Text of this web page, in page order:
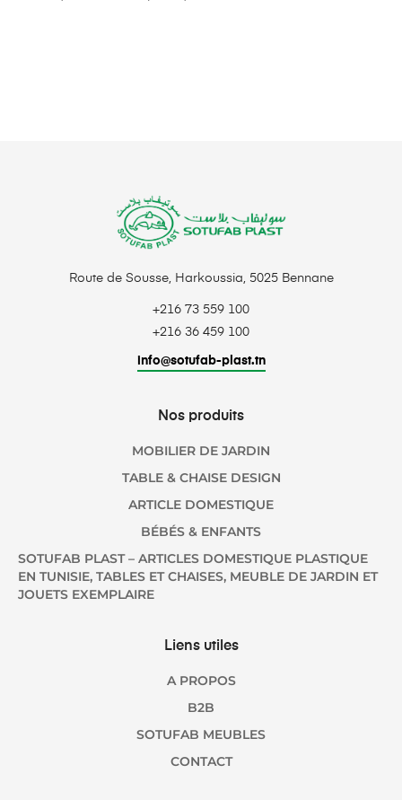
Route de Sousse, Harkoussia, 5025 Bennane
+216 73 559 100
+216 36 459 100
info@sotufab-plast.tn
Nos produits
MOBILIER DE JARDIN
TABLE & CHAISE DESIGN
ARTICLE DOMESTIQUE
BÉBÉS & ENFANTS
SOTUFAB PLAST – ARTICLES DOMESTIQUE PLASTIQUE
EN TUNISIE, TABLES ET CHAISES, MEUBLE DE JARDIN ET
JOUETS EXEMPLAIRE
Liens utiles
A PROPOS
B2B
SOTUFAB MEUBLES
CONTACT